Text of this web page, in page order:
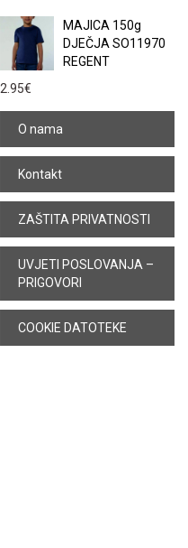
MAJICA 150g
DJEČJA SO11970
REGENT
2.95€
O nama
Kontakt
ZAŠTITA PRIVATNOSTI
UVJETI POSLOVANJA –
PRIGOVORI
COOKIE DATOTEKE